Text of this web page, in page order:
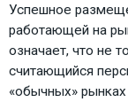
Успешное
работающей на
означает, что не
считающийся
«обычных» рынках